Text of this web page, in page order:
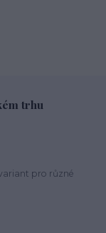
trhu
pro různé